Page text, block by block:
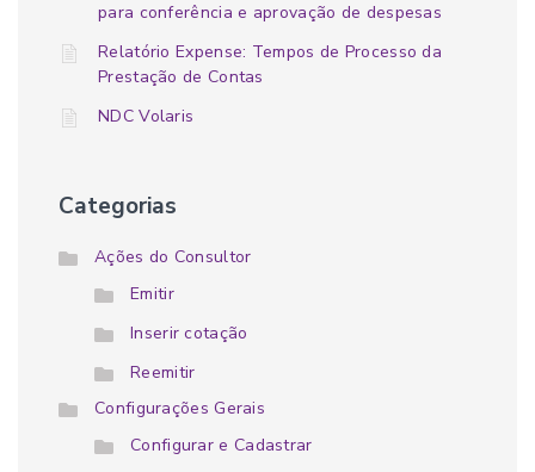
para conferência e aprovação de despesas
Relatório Expense: Tempos de Processo da
Prestação de Contas
NDC Volaris
Categorias
Ações do Consultor
Emitir
Inserir cotação
Reemitir
Configurações Gerais
Configurar e Cadastrar